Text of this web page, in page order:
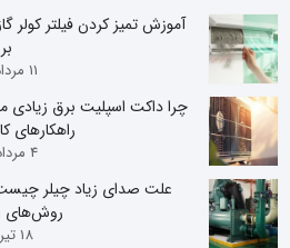
آموزش تمیز کردن فیلتر
11 مرداد 1405
چرا داکت اسپلیت برق
4 مرداد 1405
علت صدای زیاد چیلر
روش‌های
18 تیر 1405